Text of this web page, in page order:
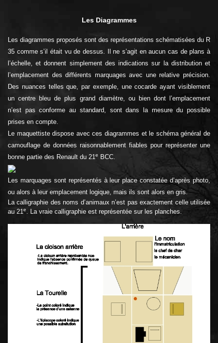
Les Diagrammes
Les diagrammes proposés sont des représentations schématisées du R
35 comme s’il était vu de dessus. Il ne s’agit en aucun cas de plans à
l’échelle, et donnent simplement des indications sur la distribution et
l’emplacement des différents marquages avec une relative précision.
Des nuances telles que, par exemple, une cocarde ayant visiblement
un centre bleu de plus grand diamètre, ou bien dont l’emplacement
n’est pas conforme au standard, sont dans la mesure du possible
prises en compte.
Le maquettiste dispose avec ces diagrammes et le schéma général de
camouflage de données raisonnablement fiables pour représenter une
bonne partie des Renault du 21e BCC.
Les marquages sont représentés à leur place constatée d’après photo,
ou alors à leur emplacement logique, mais ils sont alors en gris.
La calligraphie des noms d’animaux n’est pas exactement celle utilisée
au 21e. La vraie calligraphie est représentée sur les planches.